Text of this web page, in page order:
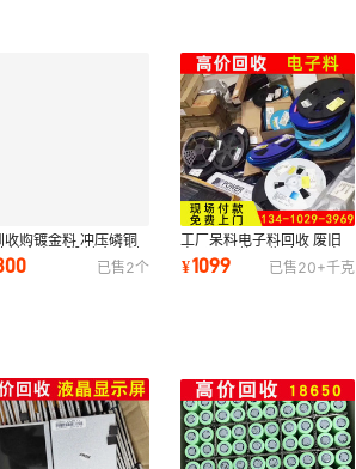
收购镀金料 冲压磷铜
镀金电子脚 镀金废料
件回收
已售2个
工厂呆料电子料回收 废旧
电子元器件回收 废电子电
器回收
¥1099 已售20+千克